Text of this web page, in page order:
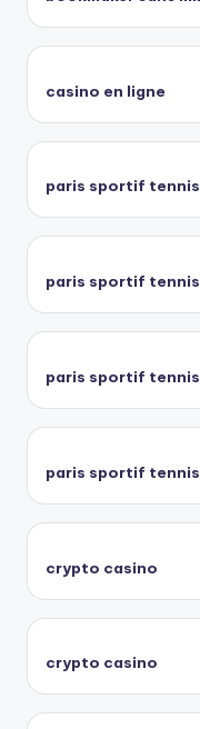
casino en ligne
paris sportif tennis
paris sportif tennis
paris sportif tennis
paris sportif tennis
crypto casino
crypto casino